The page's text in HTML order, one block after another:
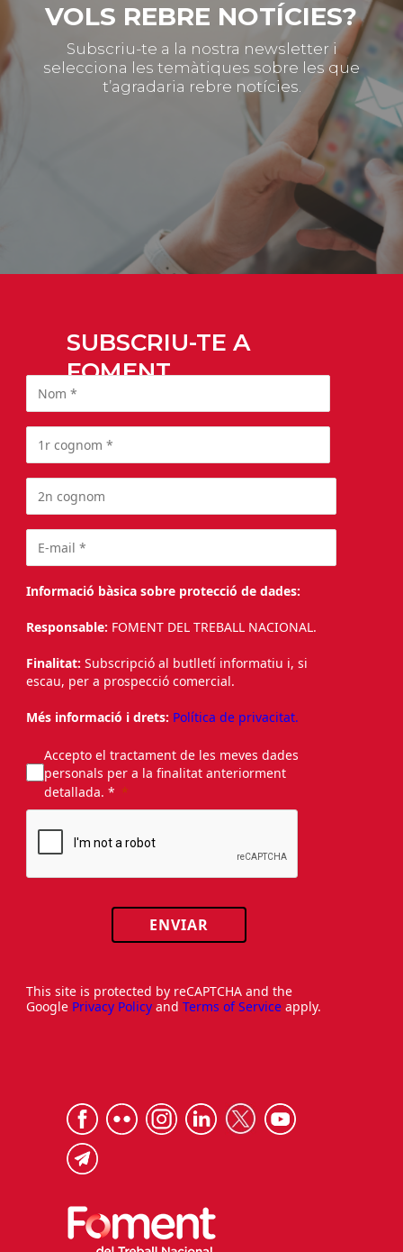
VOLS REBRE NOTÍCIES?
Subscriu-te a la nostra newsletter i
selecciona les temàtiques sobre les que
t’agradaria rebre notícies.
SUBSCRIU-TE A
FOMENT
Informació bàsica sobre protecció de dades:
Responsable: FOMENT DEL TREBALL NACIONAL.
Finalitat: Subscripció al butlletí informatiu i, si
escau, per a prospecció comercial.
Més informació i drets: Política de privacitat.
Accepto el tractament de les meves dades
personals per a la finalitat anteriorment
detallada. *
ENVIAR
This site is protected by reCAPTCHA and the
Google Privacy Policy and Terms of Service apply.